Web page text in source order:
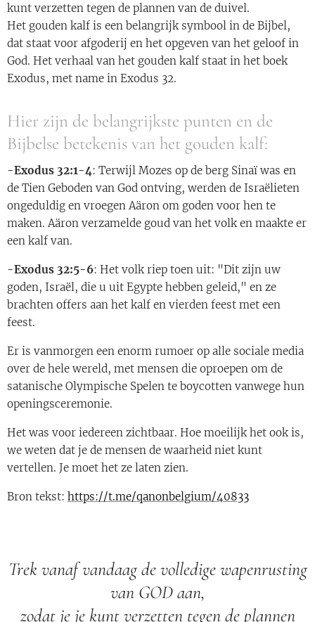
kunt verzetten tegen de plannen van de duivel.
Het gouden kalf is een belangrijk symbool in de Bijbel,
dat staat voor afgoderij en het opgeven van het geloof in
God. Het verhaal van het gouden kalf staat in het boek
Exodus, met name in Exodus 32.
Hier zijn de belangrijkste punten en de
Bijbelse betekenis van het gouden kalf:
-Exodus 32:1-4: Terwijl Mozes op de berg Sinaï was en
de Tien Geboden van God ontving, werden de Israëlieten
ongeduldig en vroegen Aäron om goden voor hen te
maken. Aäron verzamelde goud van het volk en maakte er
een kalf van.
-Exodus 32:5-6: Het volk riep toen uit: "Dit zijn uw
goden, Israël, die u uit Egypte hebben geleid," en ze
brachten offers aan het kalf en vierden feest met een
feest.
Er is vanmorgen een enorm rumoer op alle sociale media
over de hele wereld, met mensen die oproepen om de
satanische Olympische Spelen te boycotten vanwege hun
openingsceremonie.
Het was voor iedereen zichtbaar. Hoe moeilijk het ook is,
we weten dat je de mensen de waarheid niet kunt
vertellen. Je moet het ze laten zien.
Bron tekst: https://t.me/qanonbelgium/40833
Trek vanaf vandaag de volledige wapenrusting
van GOD aan,
zodat je je kunt verzetten tegen de plannen